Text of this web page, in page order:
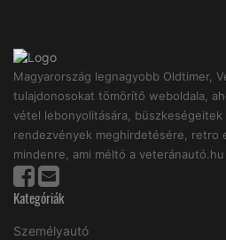
Magyarország legnagyobb Oldtimer,
tulajdonosokat tömörítő weboldala,
vétel lebonyolitására, büszkeségeitek
rendezvények meghirdetésére, retro
mindenre, ami méltó a
Kategóriák
Személyautó